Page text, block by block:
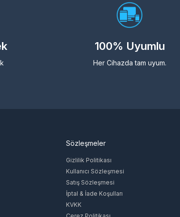
100% Uyumlu
Her Cihazda tam uyum.
Sözleşmeler
Gizlilik Politikası
Kullanıcı Sözleşmesi
Satış Sözleşmesi
İptal & İade Koşulları
KVKK